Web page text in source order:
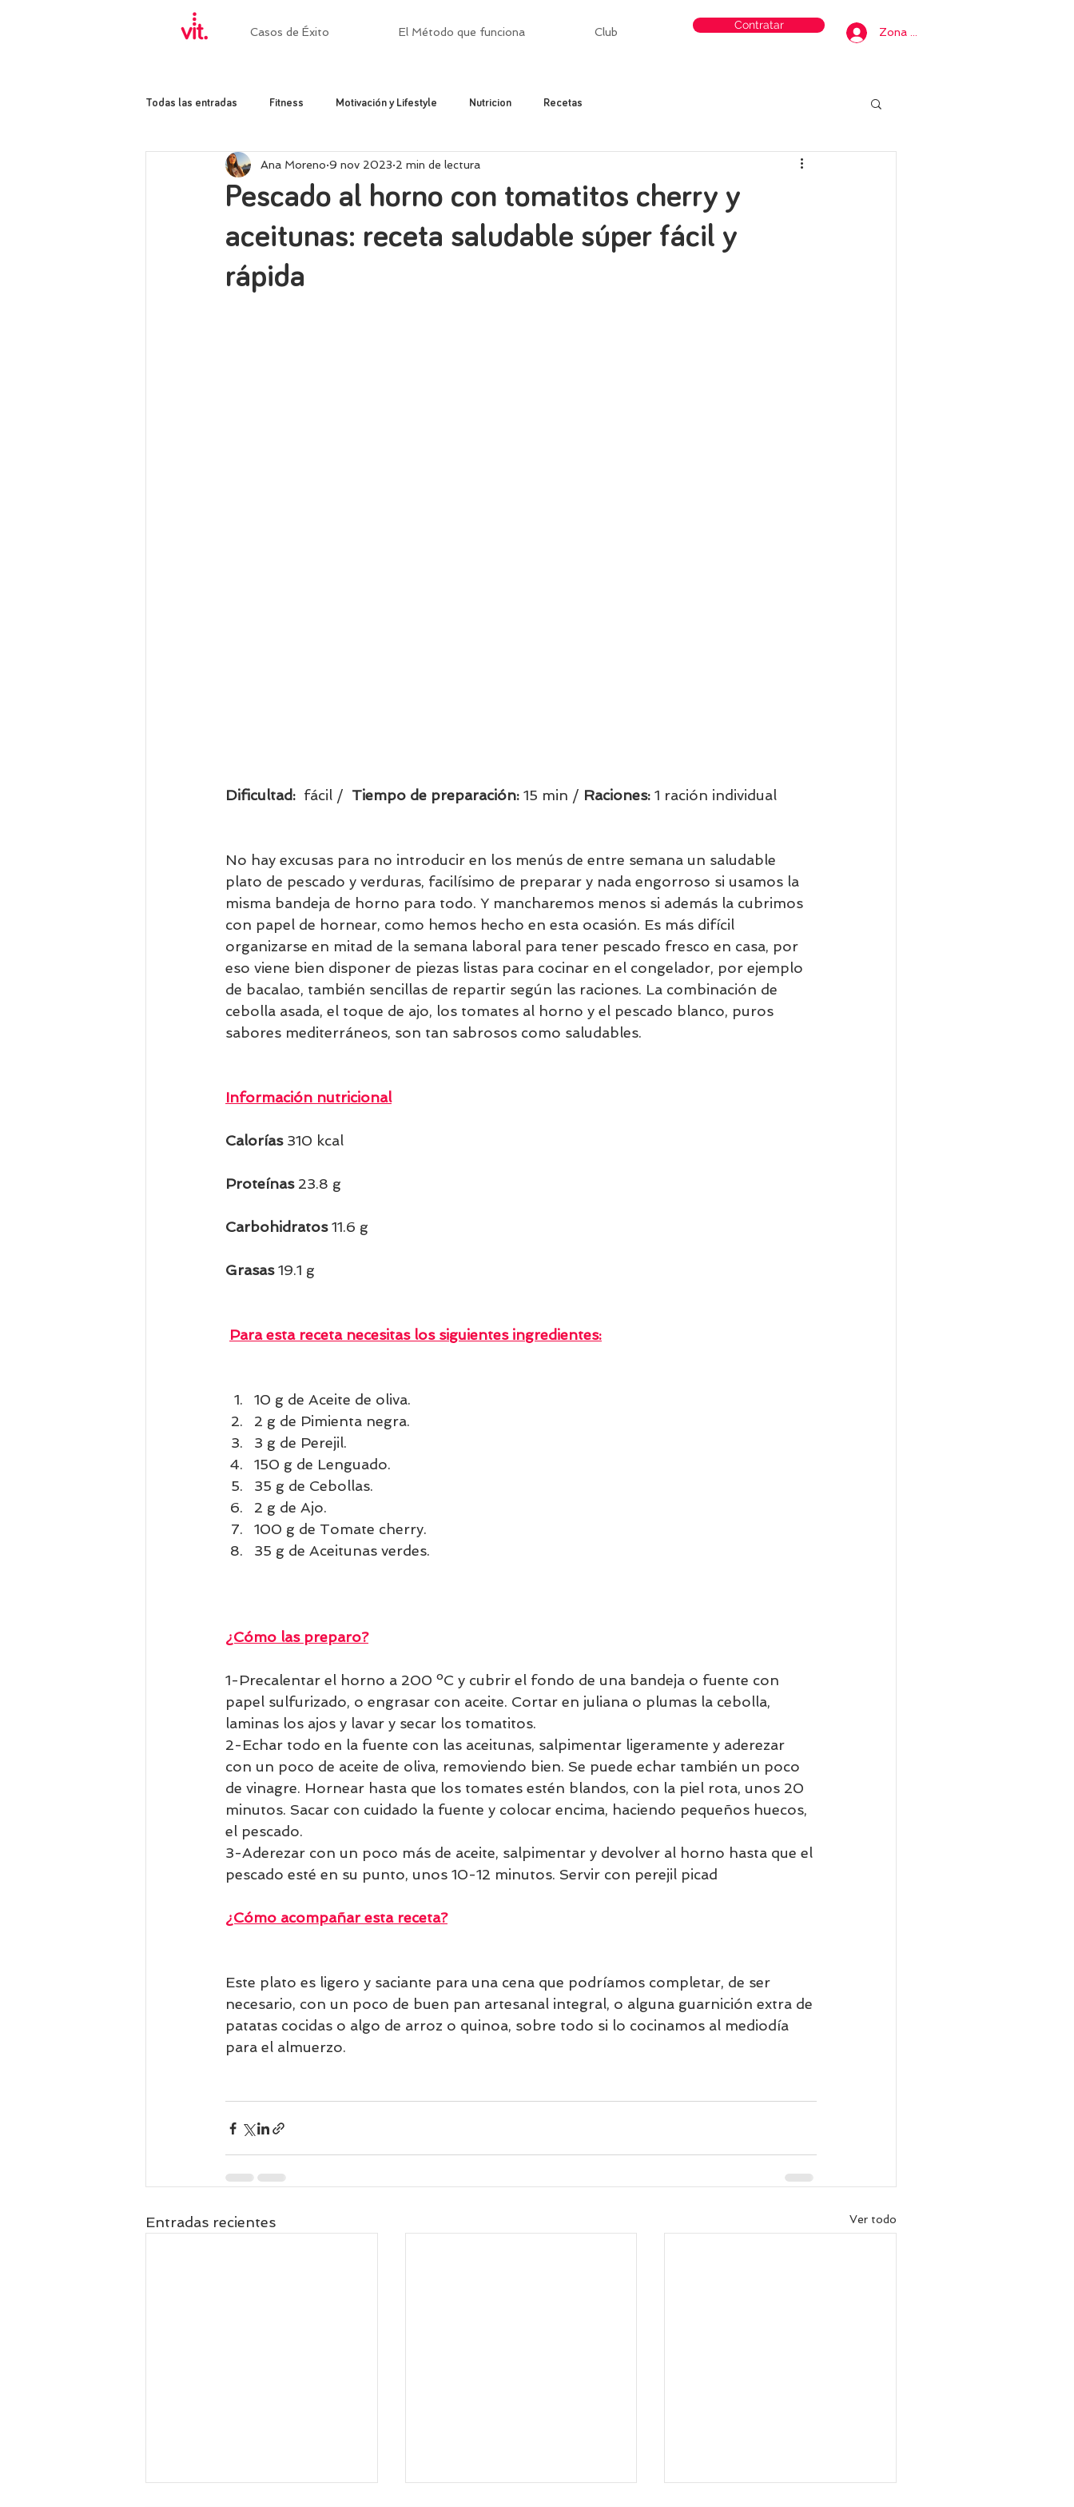
Casos de Éxito El Método que funciona Club
Contratar
Zona privada
Todas las entradas Fitness Motivación y Lifestyle Nutricion Recetas
Pescado al horno con tomatitos cherry y
aceitunas: receta saludable súper fácil y
rápida
Ana Moreno 9 nov 2023 2 min de lectura
Dificultad: fácil / Tiempo de preparación: 15 min / Raciones: 1 ración individual
No hay excusas para no introducir en los menús de entre semana un saludable
plato de pescado y verduras, facilísimo de preparar y nada engorroso si usamos la
misma bandeja de horno para todo. Y mancharemos menos si además la cubrimos
con papel de hornear, como hemos hecho en esta ocasión. Es más difícil
organizarse en mitad de la semana laboral para tener pescado fresco en casa, por
eso viene bien disponer de piezas listas para cocinar en el congelador, por ejemplo
de bacalao, también sencillas de repartir según las raciones. La combinación de
cebolla asada, el toque de ajo, los tomates al horno y el pescado blanco, puros
sabores mediterráneos, son tan sabrosos como saludables.
Información nutricional
Calorías 310 kcal
Proteínas 23.8 g
Carbohidratos 11.6 g
Grasas 19.1 g
Para esta receta necesitas los siguientes ingredientes:
10 g de Aceite de oliva.
2 g de Pimienta negra.
3 g de Perejil.
150 g de Lenguado.
35 g de Cebollas.
2 g de Ajo.
100 g de Tomate cherry.
35 g de Aceitunas verdes.
¿Cómo las preparo?
1-Precalentar el horno a 200 ºC y cubrir el fondo de una bandeja o fuente con
papel sulfurizado, o engrasar con aceite. Cortar en juliana o plumas la cebolla,
laminas los ajos y lavar y secar los tomatitos.
2-Echar todo en la fuente con las aceitunas, salpimentar ligeramente y aderezar
con un poco de aceite de oliva, removiendo bien. Se puede echar también un poco
de vinagre. Hornear hasta que los tomates estén blandos, con la piel rota, unos 20
minutos. Sacar con cuidado la fuente y colocar encima, haciendo pequeños huecos,
el pescado.
3-Aderezar con un poco más de aceite, salpimentar y devolver al horno hasta que el
pescado esté en su punto, unos 10-12 minutos. Servir con perejil picad
¿Cómo acompañar esta receta?
Este plato es ligero y saciante para una cena que podríamos completar, de ser
necesario, con un poco de buen pan artesanal integral, o alguna guarnición extra de
patatas cocidas o algo de arroz o quinoa, sobre todo si lo cocinamos al mediodía
para el almuerzo.
Entradas recientes Ver todo